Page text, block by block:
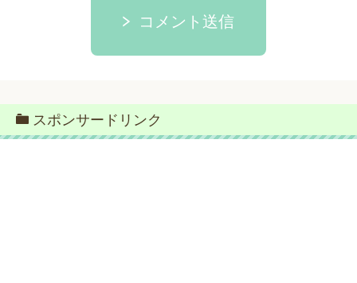
コメント送信
スポンサードリンク